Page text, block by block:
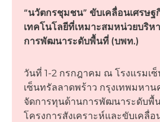
“นวัตกรชุมชน” ขับเคลื่อนเศรษ
เทคโนโลยีที่เหมาะสมหน่วยบริ
การพัฒนาระดับพื้นที่ (บพท.)
วันที่ 1-2 กรกฎาคม ณ โรงแรมเ
เซ็นทรัลลาดพร้าว กรุงเทพมหา
จัดการทุนด้านการพัฒนาระดับพื้
โครงการสังเคราะห์และขับเคลื่